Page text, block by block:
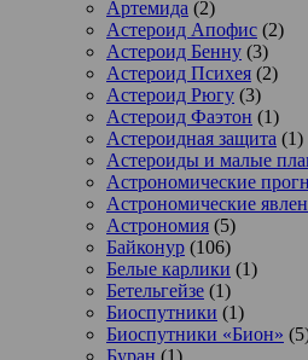
Артемида (2)
Астероид Апофис (2)
Астероид Бенну (3)
Астероид Психея (2)
Астероид Рюгу (3)
Астероид Фаэтон (1)
Астероидная защита (1)
Астероиды и малые
Астрономические
Астрономические
Астрономия (5)
Байконур (106)
Белые карлики (1)
Бетельгейзе (1)
Биоспутники (1)
Биоспутники «Бион»
Буран (1)